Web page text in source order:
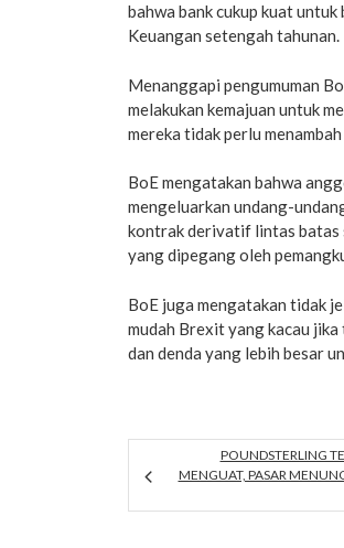
bahwa bank cukup kuat
Keuangan setengah tahunan.
Menanggapi pengumuman
melakukan kemajuan untuk
mereka tidak perlu
BoE mengatakan bahwa
mengeluarkan undang-
kontrak derivatif lintas batas
yang dipegang oleh
BoE juga mengatakan tidak
mudah Brexit yang kacau
dan denda yang lebih besar
POUNDSTERLING
MENGUAT, PASAR